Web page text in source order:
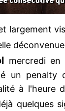
largement
mercredi en
un penalty
à l'heure
quelques